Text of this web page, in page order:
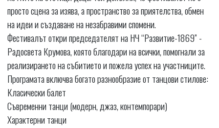
просто сцена за изява, а пространство за приятелства, обмен
на идеи и създаване на незабравими спомени.
Фестивалът откри председателят на НЧ “Развитие-1869” -
Радосвета Крумова, която благодари на всички, помогнали за
реализирането на събитието и пожела успех на участниците.
Програмата включва богато разнообразие от танцови стилове:
Класически балет
Съвременни танци (модерн, джаз, контемпорари)
Характерни танци